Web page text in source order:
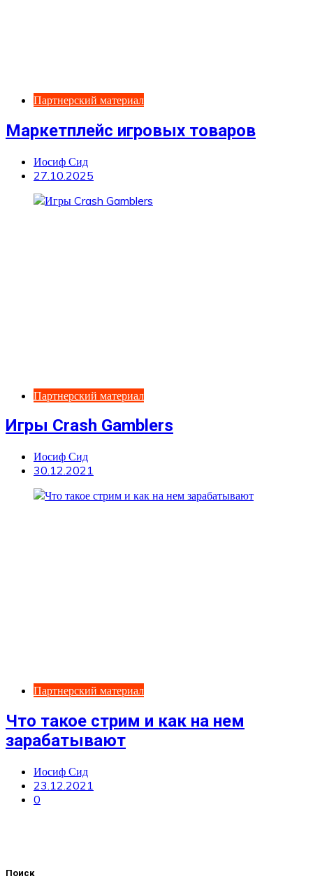
Партнерский материал
Маркетплейс игровых товаров
Иосиф Сид
27.10.2025
Партнерский материал
Игры Crash Gamblers
Иосиф Сид
30.12.2021
Партнерский материал
Что такое стрим и как на нем
зарабатывают
Иосиф Сид
23.12.2021
0
Поиск